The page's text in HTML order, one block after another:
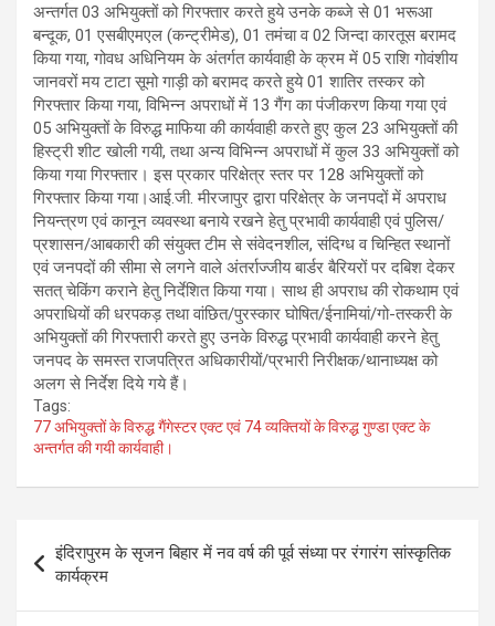
अन्तर्गत 03 अभियुक्तों को गिरफ्तार करते हुये उनके कब्जे से 01 भरूआ
बन्दूक, 01 एसबीएमएल (कन्ट्रीमेड), 01 तमंचा व 02 जिन्दा कारतूस बरामद
किया गया, गोवध अधिनियम के अंतर्गत कार्यवाही के क्रम में 05 राशि गोवंशीय
जानवरों मय टाटा सूमो गाड़ी को बरामद करते हुये 01 शातिर तस्कर को
गिरफ्तार किया गया, विभिन्न अपराधों में 13 गैंग का पंजीकरण किया गया एवं
05 अभियुक्तों के विरुद्ध माफिया की कार्यवाही करते हुए कुल 23 अभियुक्तों की
हिस्ट्री शीट खोली गयी, तथा अन्य विभिन्न अपराधों में कुल 33 अभियुक्तों को
किया गया गिरफ्तार। इस प्रकार परिक्षेत्र स्तर पर 128 अभियुक्तों को
गिरफ्तार किया गया।आई.जी. मीरजापुर द्वारा परिक्षेत्र के जनपदों में अपराध
नियन्त्रण एवं कानून व्यवस्था बनाये रखने हेतु प्रभावी कार्यवाही एवं पुलिस/
प्रशासन/आबकारी की संयुक्त टीम से संवेदनशील, संदिग्ध व चिन्हित स्थानों
एवं जनपदों की सीमा से लगने वाले अंतर्राज्जीय बार्डर बैरियरों पर दबिश देकर
सतत् चेकिंग कराने हेतु निर्देशित किया गया। साथ ही अपराध की रोकथाम एवं
अपराधियों की धरपकड़ तथा वांछित/पुरस्कार घोषित/ईनामियां/गो-तस्करी के
अभियुक्तों की गिरफ्तारी करते हुए उनके विरुद्ध प्रभावी कार्यवाही करने हेतु
जनपद के समस्त राजपत्रित अधिकारीयों/प्रभारी निरीक्षक/थानाध्यक्ष को
अलग से निर्देश दिये गये हैं।
Tags:
77 अभियुक्तों के विरुद्ध गैंगेस्टर एक्ट एवं 74 व्यक्तियों के विरुद्ध गुण्डा एक्ट के
अन्तर्गत की गयी कार्यवाही।
Post
navigation
इंदिरापुरम के सृजन बिहार में नव वर्ष की पूर्व संध्या पर रंगारंग सांस्कृतिक
कार्यक्रम